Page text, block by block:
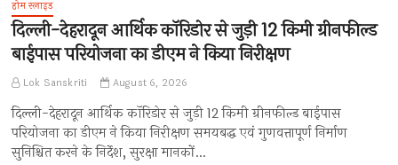
होम स्लाइड
दिल्ली-देहरादून आर्थिक कॉरिडोर से जुड़ी 12 किमी ग्रीनफील्ड
बाईपास परियोजना का डीएम ने किया निरीक्षण
Lok Sanskriti August 6, 2026
दिल्ली-देहरादून आर्थिक कॉरिडोर से जुड़ी 12 किमी ग्रीनफील्ड बाईपास
परियोजना का डीएम ने किया निरीक्षण समयबद्ध एवं गुणवत्तापूर्ण निर्माण
सुनिश्चित करने के निर्देश, सुरक्षा मानकों…